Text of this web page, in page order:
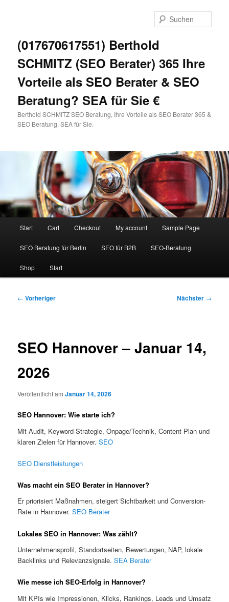
(017670617551) Berthold
SCHMITZ (SEO Berater) 365 Ihre
Vorteile als SEO Berater & SEO
Beratung? SEA für Sie €
Berthold SCHMITZ SEO Beratung, Ihre Vorteile als SEO Berater 365 &
SEO Beratung. SEA für Sie.
Start Cart Checkout My account Sample Page
SEO Beratung für Berlin SEO für B2B SEO-Beratung
Shop Start
Beitragsnavigation
← Vorheriger Nächster →
SEO Hannover – Januar 14,
2026
Veröffentlicht amJanuar 14, 2026
SEO Hannover: Wie starte ich?
Mit Audit, Keyword-Strategie, Onpage/Technik, Content-Plan und
klaren Zielen für Hannover.SEO
SEO Dienstleistungen
Was macht ein SEO Berater in Hannover?
Er priorisiert Maßnahmen, steigert Sichtbarkeit und Conversion-
Rate in Hannover.SEO Berater
Lokales SEO in Hannover: Was zählt?
Unternehmensprofil, Standortseiten, Bewertungen, NAP, lokale
Backlinks und Relevanzsignale.SEA Berater
Wie messe ich SEO-Erfolg in Hannover?
Mit KPIs wie Impressionen, Klicks, Rankings, Leads und Umsatz